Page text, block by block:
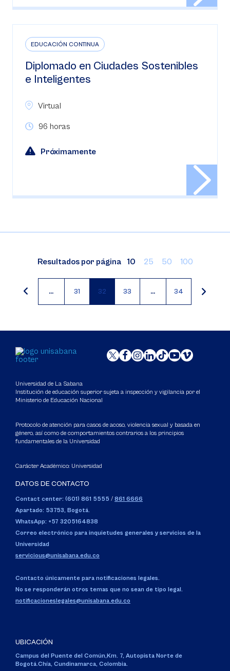
EDUCACIÓN CONTINUA
Diplomado en Ciudades Sostenibles
e Inteligentes
Virtual
96 horas
Próximamente
Resultados por página 10 25 50 100
Paginación
…
Página
31
Página
actual
32
Página
33 … 34
Universidad de La Sabana
Institución de educación superior sujeta a inspección y vigilancia por el
Ministerio de Educación Nacional
Protocolo de atención para casos de acoso, violencia sexual y basada en
género, así como de comportamientos contrarios a los principios
fundamentales de la Universidad
Carácter Académico: Universidad
DATOS DE CONTACTO
Contact center: (601) 861 5555 / 861 6666
Apartado: 53753, Bogotá.
WhatsApp: +57 3205164838
Correo electrónico para inquietudes generales y servicios de la
Universidad
servicious@unisabana.edu.co
Contacto únicamente para notificaciones legales.
No se responderán otros temas que no sean de tipo legal.
notificacioneslegales@unisabana.edu.co
UBICACIÓN
Campus del Puente del Común,Km. 7, Autopista Norte de
Bogotá.Chía, Cundinamarca, Colombia.